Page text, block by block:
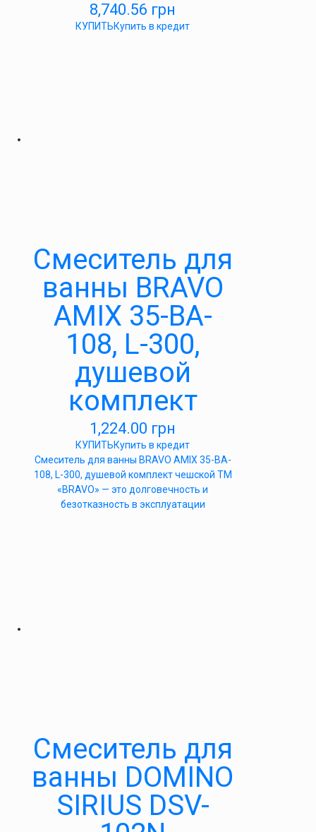
8,740.56 грн
КУПИТЬКупить в кредит
Cмеситель для
ванны BRAVO
AMIX 35-BA-
108, L-300,
душевой
комплект
1,224.00 грн
КУПИТЬКупить в кредит
Cмеситель для ванны BRAVO AMIX 35-BA-
108, L-300, душевой комплект чешской ТМ
«BRAVO» — это долговечность и
безотказность в эксплуатации
Смеситель для
ванны DOMINO
SIRIUS DSV-